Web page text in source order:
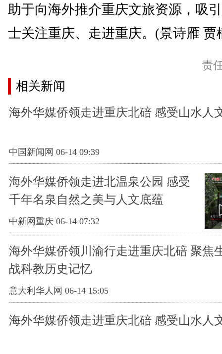
助于向海外推介重庆文旅资源，吸
士关注重庆、走进重庆。(景诗雁 贾
责
相关新闻
海外华媒侨领走进重庆北碚 感受山水人
中国新闻网 06-14 09:39
海外华媒侨领走进北温泉公园 感受
千年名泉自然之美与人文底蕴
中新网重庆 06-14 07:32
海外华媒侨领川渝行走进重庆北碚 聚焦
战科教历史记忆
意大利华人网 06-14 15:05
海外华媒侨领走进重庆北碚 感受山水人